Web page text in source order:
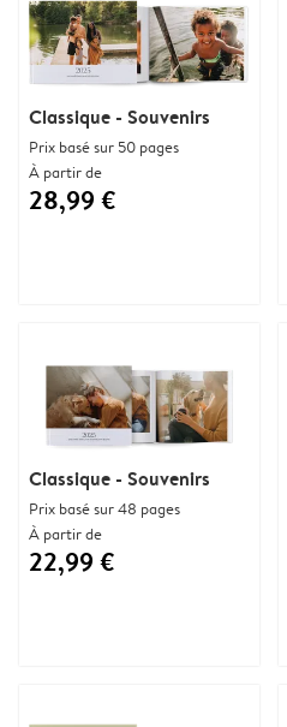
Classique - Souvenirs
Prix basé sur 50 pages
À partir de
28,99 €
Classique - Souvenirs
Prix basé sur 48 pages
À partir de
22,99 €